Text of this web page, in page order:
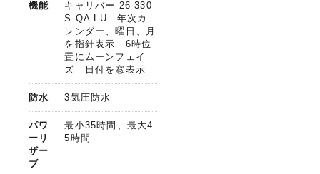
機能
キャリバー 26-330
S QA LU 年次カ
レンダー、曜日、月
を指針表示 6時位
置にムーンフェイ
ズ 日付を窓表示
防水 3気圧防水
パワ
ーリ
ザー
ブ
最小35時間、最大4
5時間